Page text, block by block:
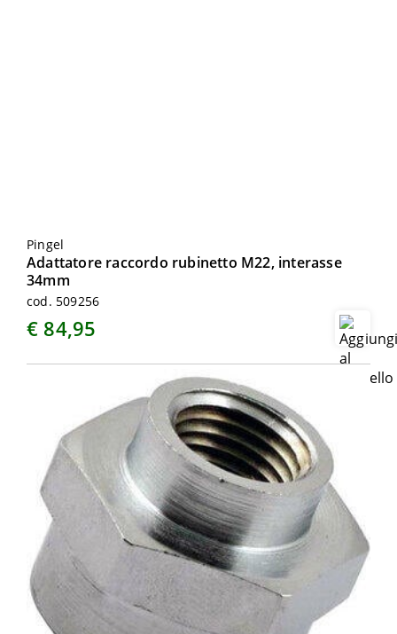
Pingel
Adattatore raccordo rubinetto M22, interasse
34mm
cod. 509256
€ 84,95